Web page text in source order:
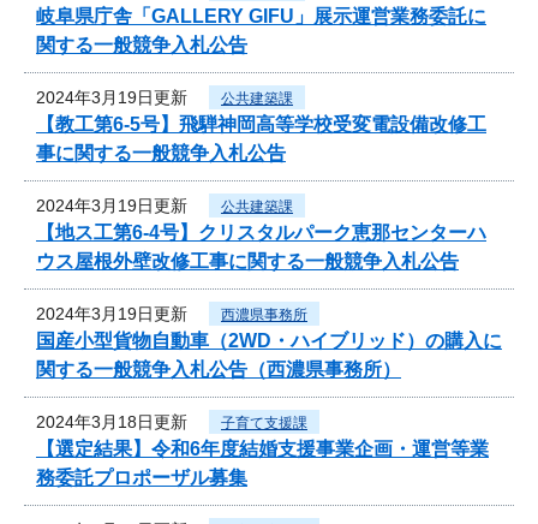
岐阜県庁舎「GALLERY GIFU」展示運営業務委託に
関する一般競争入札公告
2024年3月19日更新 公共建築課
【教工第6-5号】飛騨神岡高等学校受変電設備改修工
事に関する一般競争入札公告
2024年3月19日更新 公共建築課
【地ス工第6-4号】クリスタルパーク恵那センターハ
ウス屋根外壁改修工事に関する一般競争入札公告
2024年3月19日更新 西濃県事務所
国産小型貨物自動車（2WD・ハイブリッド）の購入に
関する一般競争入札公告（西濃県事務所）
2024年3月18日更新 子育て支援課
【選定結果】令和6年度結婚支援事業企画・運営等業
務委託プロポーザル募集